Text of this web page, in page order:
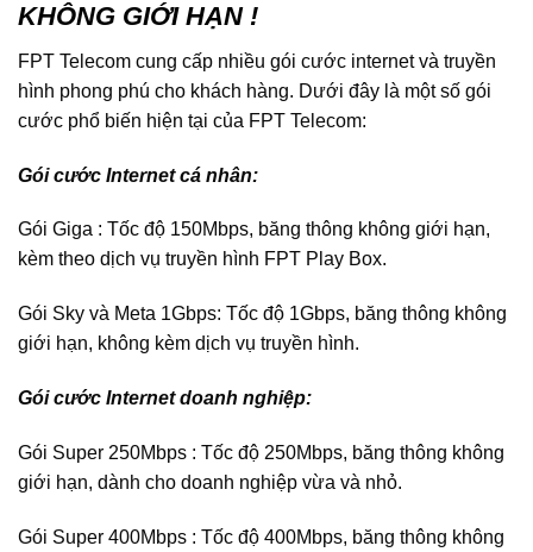
KHÔNG GIỚI HẠN !
FPT Telecom cung cấp nhiều gói cước internet và truyền
hình phong phú cho khách hàng. Dưới đây là một số gói
cước phổ biến hiện tại của FPT Telecom:
Gói cước Internet cá nhân:
Gói Giga : Tốc độ 150Mbps, băng thông không giới hạn,
kèm theo dịch vụ truyền hình FPT Play Box.
Gói Sky và Meta 1Gbps: Tốc độ 1Gbps, băng thông không
giới hạn, không kèm dịch vụ truyền hình.
Gói cước Internet doanh nghiệp:
Gói Super 250Mbps : Tốc độ 250Mbps, băng thông không
giới hạn, dành cho doanh nghiệp vừa và nhỏ.
Gói Super 400Mbps : Tốc độ 400Mbps, băng thông không